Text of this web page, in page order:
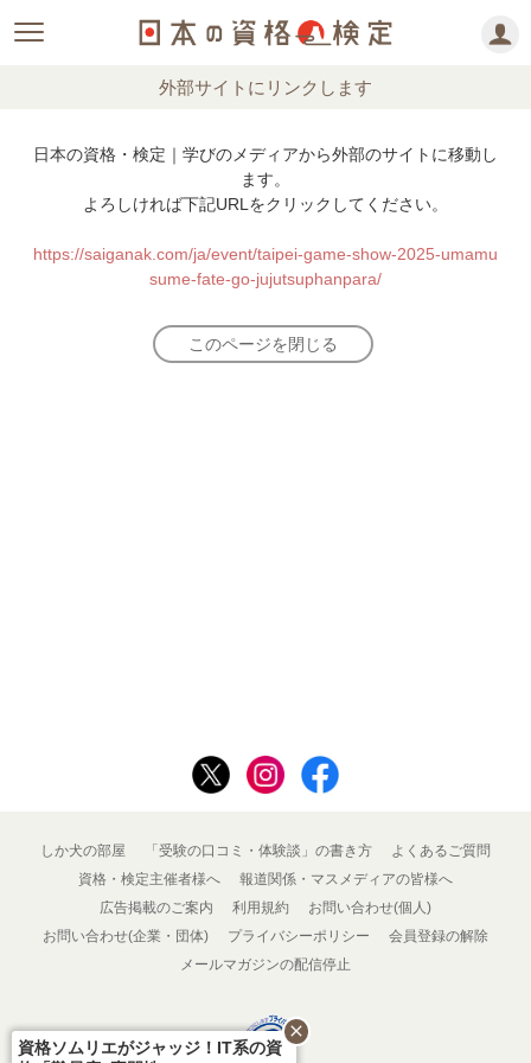
外部サイトにリンクします
日本の資格・検定｜学びのメディアから外部のサイトに移動し
ます。
よろしければ下記URLをクリックしてください。
https://saiganak.com/ja/event/taipei-game-show-2025-umamu
sume-fate-go-jujutsuphanpara/
このページを閉じる
しか犬の部屋 「受験の口コミ・体験談」の書き方
よくあるご質問
資格・検定主催者様へ
報道関係・マスメディアの皆様へ
広告掲載のご案内
利用規約
お問い合わせ(個人)
お問い合わせ(企業・団体)
プライバシーポリシー
会員登録の解除
メールマガジンの配信停止
資格ソムリエがジャッジ！IT系の資
close